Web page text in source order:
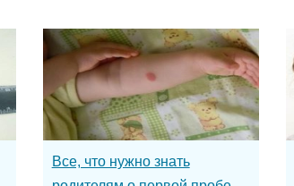
Все, что нужно знать